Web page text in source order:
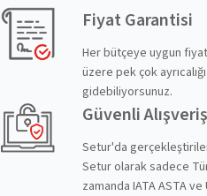
Fiyat Garantisi
Her bütçeye uygun
üzere pek çok
gidebiliyorsunuz.
Güvenli Alışveriş
Setur'da
Setur olarak sadece
zamanda IATA ASTA